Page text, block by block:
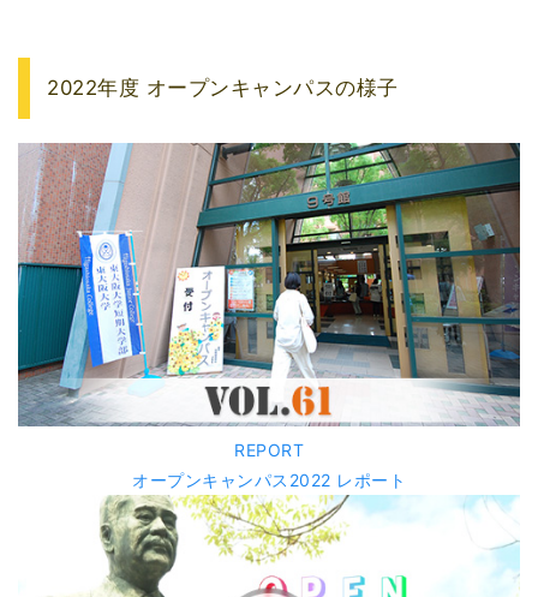
2022年度 オープンキャンパスの様子
REPORT
オープンキャンパス2022 レポート